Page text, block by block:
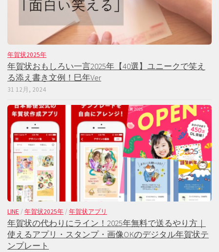
年賀状2025年
年賀状おもしろい一言2025年【40選】ユニークで笑え
る添え書き文例！巳年Ver
31 12月, 2024
LINE / 年賀状2025年 / 年賀状アプリ
年賀状の代わりにライン！2025年無料で送るやり方｜
使えるアプリ・スタンプ・画像OKのデジタル年賀状テ
ンプレート